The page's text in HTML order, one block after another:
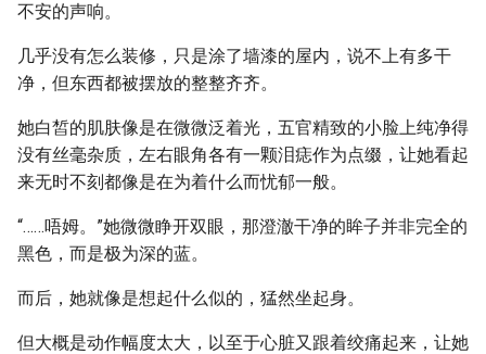
不安的声响。
几乎没有怎么装修，只是涂了墙漆的屋内，说不上有多干
净，但东西都被摆放的整整齐齐。
她白皙的肌肤像是在微微泛着光，五官精致的小脸上纯净得
没有丝毫杂质，左右眼角各有一颗泪痣作为点缀，让她看起
来无时不刻都像是在为着什么而忧郁一般。
“……唔姆。”她微微睁开双眼，那澄澈干净的眸子并非完全的
黑色，而是极为深的蓝。
而后，她就像是想起什么似的，猛然坐起身。
但大概是动作幅度太大，以至于心脏又跟着绞痛起来，让她